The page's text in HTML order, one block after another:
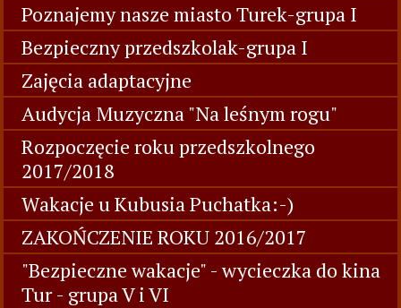
Poznajemy nasze miasto Turek-grupa I
Bezpieczny przedszkolak-grupa I
Zajęcia adaptacyjne
Audycja Muzyczna "Na leśnym rogu"
Rozpoczęcie roku przedszkolnego
2017/2018
Wakacje u Kubusia Puchatka:-)
ZAKOŃCZENIE ROKU 2016/2017
"Bezpieczne wakacje" - wycieczka do kina
Tur - grupa V i VI